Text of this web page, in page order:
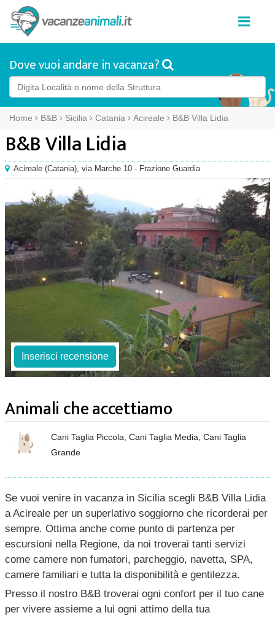
Dove vuoi andare in vacanza?
Home B&B Sicilia Catania Acireale B&B Villa Lidia
B&B Villa Lidia
Acireale (Catania), via Marche 10 - Frazione Guardia
Inserisci recensione
Animali che accettiamo
Cani Taglia Piccola, Cani Taglia Media, Cani Taglia
Grande
Se vuoi venire in vacanza in Sicilia scegli B&B Villa Lidia
a Acireale per un superlativo soggiorno che ricorderai per
sempre. Ottima anche come punto di partenza per
escursioni nella Regione, da noi troverai tanti servizi
come camere non fumatori, parcheggio, navetta, SPA,
camere familiari e tutta la disponibilità e gentilezza.
Presso il nostro B&B troverai ogni confort per il tuo cane
per vivere assieme a lui ogni attimo della tua